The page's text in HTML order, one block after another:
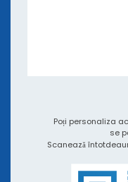
Poți personaliza
se
Scanează